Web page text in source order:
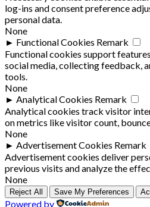
log-ins and consent preference
personal data.
None
► Functional Cookies Remark
Functional cookies support
social media, collecting feedback,
tools.
None
► Analytical Cookies Remark
Analytical cookies track visitor
on metrics like visitor count,
None
► Advertisement Cookies Remark
Advertisement cookies deliver
previous visits and analyze the
None
Reject All Save My Preferences
Powered by